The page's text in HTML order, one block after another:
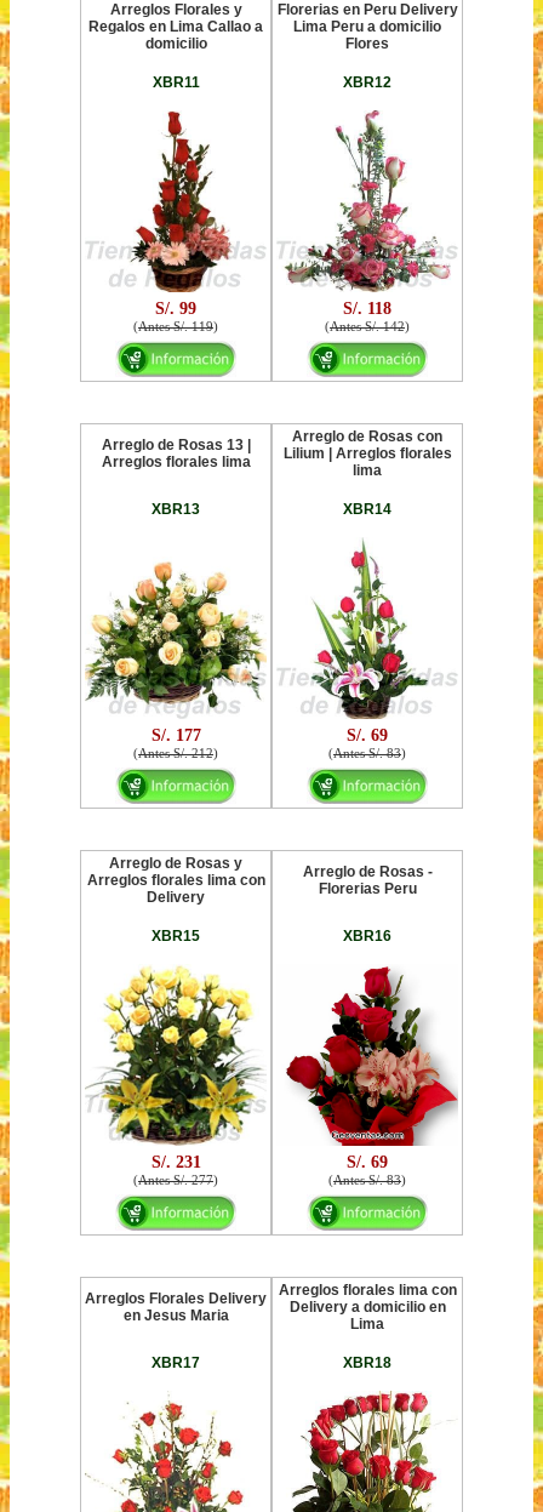
Arreglos Florales y
Regalos en Lima Callao a
domicilio
XBR11
S/. 99
(Antes S/. 119)
Florerias en Peru Delivery
Lima Peru a domicilio
Flores
XBR12
S/. 118
(Antes S/. 142)
Arreglo de Rosas 13 |
Arreglos florales lima
XBR13
S/. 177
(Antes S/. 212)
Arreglo de Rosas con
Lilium | Arreglos florales
lima
XBR14
S/. 69
(Antes S/. 83)
Arreglo de Rosas y
Arreglos florales lima con
Delivery
XBR15
S/. 231
(Antes S/. 277)
Arreglo de Rosas -
Florerias Peru
XBR16
S/. 69
(Antes S/. 83)
Arreglos Florales Delivery
en Jesus Maria
XBR17
Arreglos florales lima con
Delivery a domicilio en
Lima
XBR18